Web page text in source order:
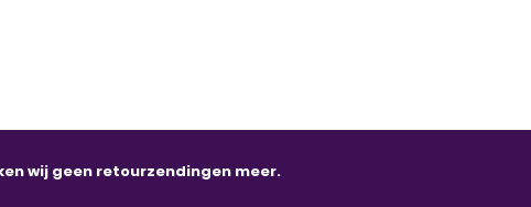
wij geen retourzendingen meer.